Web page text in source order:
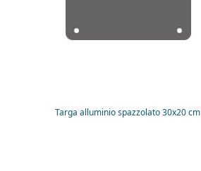
Targa alluminio spazzolato 30x20 cm